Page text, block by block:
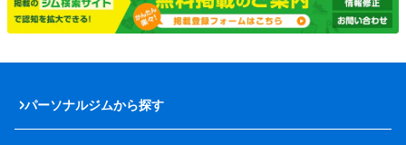
パーソナルジムから探す